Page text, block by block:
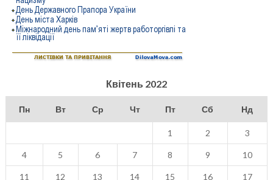
Квітень 2022
Пн Вт Ср Чт Пт Сб Нд
1 2 3
4 5 6 7 8 9 10
11 12 13 14 15 16 17